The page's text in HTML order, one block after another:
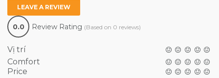
LEAVE A REVIEW
0.0 Review Rating (Based on 0 reviews)
Vị trí
Comfort
Price